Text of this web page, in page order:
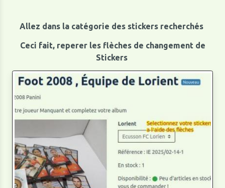
Allez dans la catégorie des stickers recherchés
Ceci fait, reperer les flèches de changement de
Stickers